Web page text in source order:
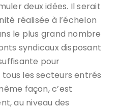
deux idées. Il serait
réalisée à l’échelon
le plus grand nombre
syndicaux disposant
pour
les secteurs entrés
façon, c’est
au niveau des